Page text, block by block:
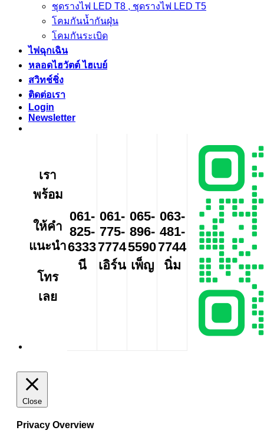
ชุดรางไฟ LED T8 , ชุดรางไฟ LED T5
โคมกันน้ำกันฝุ่น
โคมกันระเบิด
ไฟฉุกเฉิน
หลอดไฮวัตต์ ไฮเบย์
สวิทช์ชิ่ง
ติดต่อเรา
Login
Newsletter
เรา
พร้อม
ให้คำ
แนะนำ
โทร
เลย
061-
825-
6333
นี
061-
775-
7774
เอิร์น
065-
896-
5590
เพ็ญ
063-
481-
7744
นิ่ม
Close
Privacy Overview